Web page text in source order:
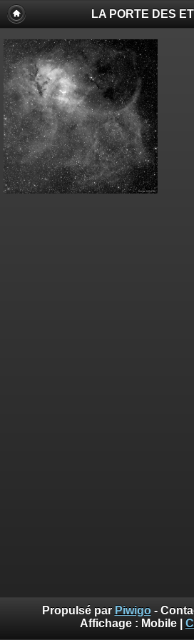
LA PORTE DES
Propulsé par Piwigo-
Affichage : Mobile